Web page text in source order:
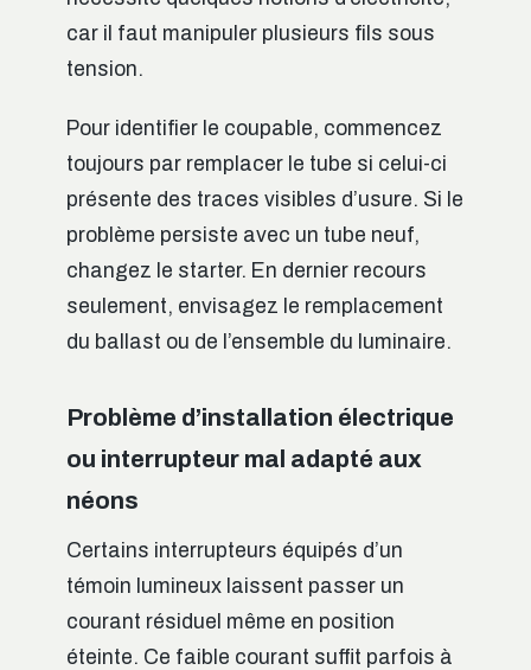
car il faut manipuler plusieurs fils sous
tension.
Pour identifier le coupable, commencez
toujours par remplacer le tube si celui-ci
présente des traces visibles d’usure. Si le
problème persiste avec un tube neuf,
changez le starter. En dernier recours
seulement, envisagez le remplacement
du ballast ou de l’ensemble du luminaire.
Problème d’installation électrique
ou interrupteur mal adapté aux
néons
Certains interrupteurs équipés d’un
témoin lumineux laissent passer un
courant résiduel même en position
éteinte. Ce faible courant suffit parfois à